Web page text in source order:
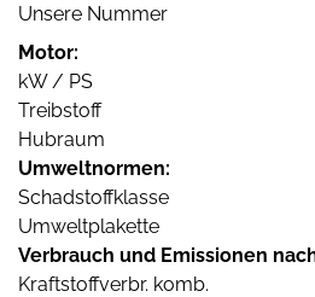
Unsere Nummer
Motor:
kW / PS
Treibstoff
Hubraum
Umweltnormen:
Schadstoffklasse
Umweltplakette
Verbrauch und Emissionen
Kraftstoffverbr. komb.